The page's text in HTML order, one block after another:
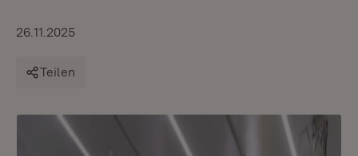
26.11.2025
Teilen